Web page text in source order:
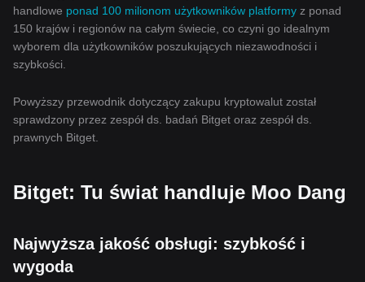
handlowe ponad 100 milionom użytkowników platformy z ponad
150 krajów i regionów na całym świecie, co czyni go idealnym
wyborem dla użytkowników poszukujących niezawodności i
szybkości.
Powyższy przewodnik dotyczący zakupu kryptowalut został
sprawdzony przez zespół ds. badań Bitget oraz zespół ds.
prawnych Bitget.
Bitget: Tu świat handluje Moo Dang
Najwyższa jakość obsługi: szybkość i
wygoda